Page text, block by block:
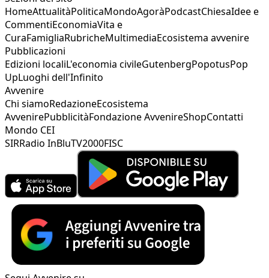
HomeAttualitàPoliticaMondoAgoràPodcastChiesaIdee e
CommentiEconomiaVita e
CuraFamigliaRubricheMultimediaEcosistema avvenire
Pubblicazioni
Edizioni localiL'economia civileGutenbergPopotusPop
UpLuoghi dell'Infinito
Avvenire
Chi siamoRedazioneEcosistema
AvvenirePubblicitàFondazione AvvenireShopContatti
Mondo CEI
SIRRadio InBluTV2000FISC